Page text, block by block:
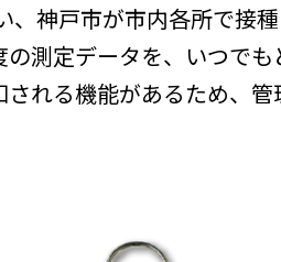
、神戸市が市内各所で接
測定データを、いつで
れる機能があるため、